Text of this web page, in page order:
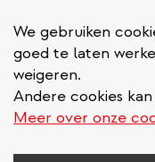
We gebruiken
goed te laten
weigeren.
Andere cookies
Meer over onze